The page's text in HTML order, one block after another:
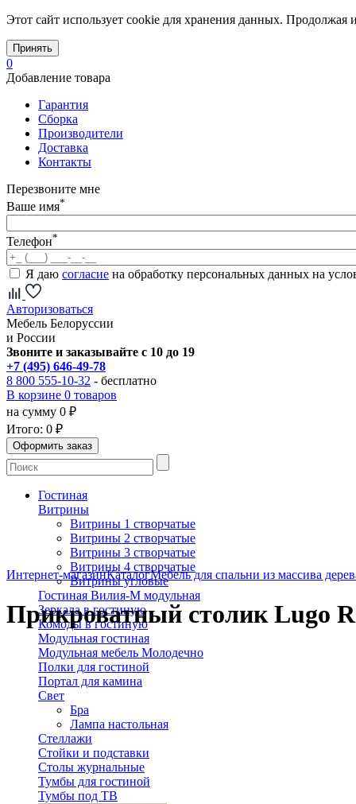
Этот сайт использует cookie для хранения данных. Продолжая
Принять
0
Добавление товара
Гарантия
Сборка
Производители
Доставка
Контакты
Перезвоните мне
Ваше имя*
Телефон*
Я даю согласие на обработку персональных данных на
Авторизоваться
Мебель Белоруссии
и России
Звоните и заказывайте с 10 до 19
+7 (495) 646-49-78
8 800 555-10-32 - бесплатно
В корзине 0 товаров
на сумму 0 ₽
Итого: 0 ₽
Гостиная
Витрины
Витрины 1 створчатые
Витрины 2 створчатые
Витрины 3 створчатые
Витрины 4 створчатые
Витрины угловые
Гостиная Вилия-М модульная
Зеркала в гостиную
Комоды в гостиную
Модульная гостиная
Модульная мебель Молодечно
Полки для гостиной
Портал для камина
Свет
Бра
Лампа настольная
Стеллажи
Стойки и подставки
Столы журнальные
Тумбы для гостиной
Тумбы под ТВ
Интернет-магазинКаталогМебель для спальни из массива
Прикроватный столик Lugo